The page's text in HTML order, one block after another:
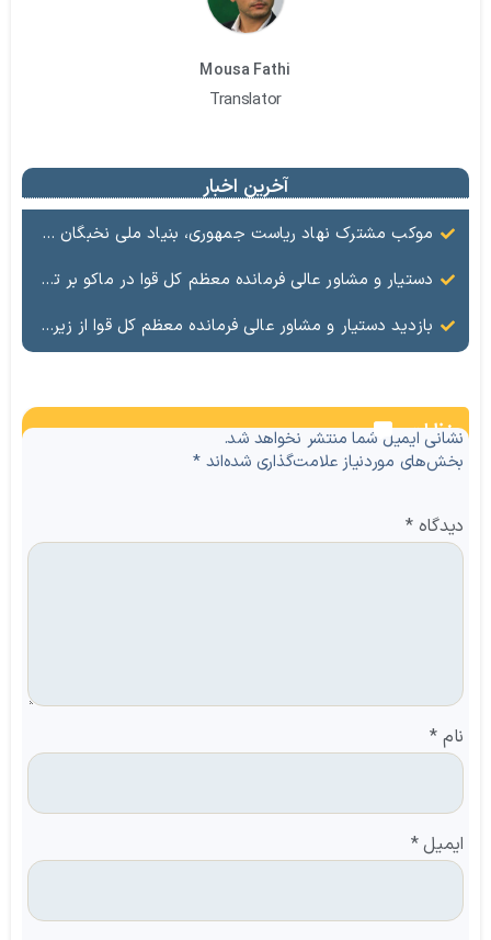
Mousa Fathi
Translator
آخرین اخبار
موکب مشترک نهاد ریاست جمهوری، بنیاد ملی نخبگان و منطقه آزاد ماکو در تهران آغاز به کار کرد
دستیار و مشاور عالی فرمانده معظم کل قوا در ماکو بر توسعه ظرفیت‌های مرزی تأکید کرد
بازدید دستیار و مشاور عالی فرمانده معظم کل قوا از زیرساخت‌های مرزی شهرستان ماکو
نظرات
نشانی ایمیل شما منتشر نخواهد شد.
بخش‌های موردنیاز علامت‌گذاری شده‌اند*
دیدگاه*
نام *
ایمیل*